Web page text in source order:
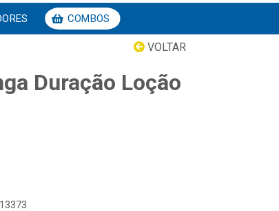
COMBOS
VOLTAR
Duração Loção